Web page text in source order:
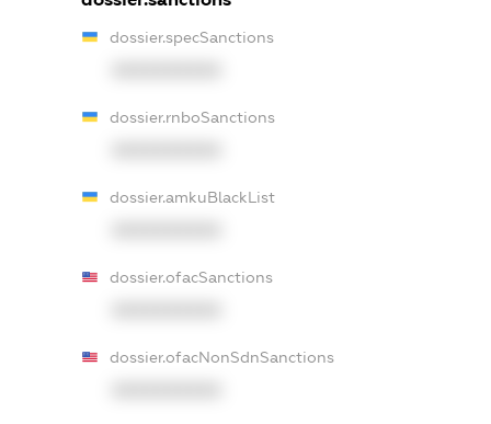
dossier.specSanctions
dossier.rnboSanctions
dossier.amkuBlackList
dossier.ofacSanctions
dossier.ofacNonSdnSanctions